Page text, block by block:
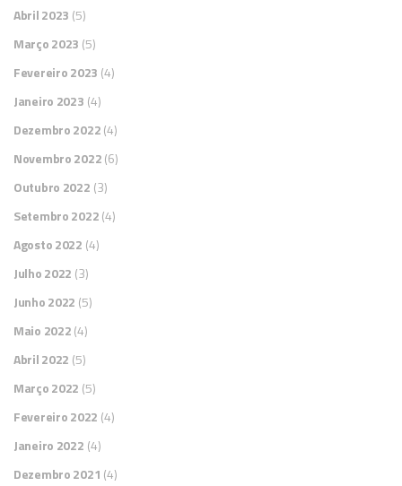
Abril 2023 (5)
Março 2023 (5)
Fevereiro 2023 (4)
Janeiro 2023 (4)
Dezembro 2022(4)
Novembro 2022(6)
Outubro 2022 (3)
Setembro 2022(4)
Agosto 2022 (4)
Julho 2022 (3)
Junho 2022 (5)
Maio 2022(4)
Abril 2022 (5)
Março 2022 (5)
Fevereiro 2022 (4)
Janeiro 2022 (4)
Dezembro 2021 (4)